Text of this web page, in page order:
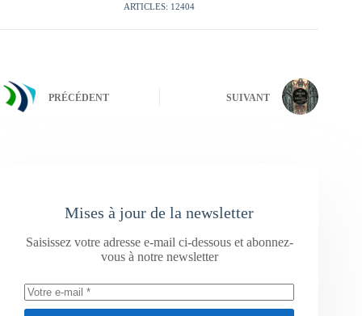
ARTICLES: 12404
PRÉCÉDENT SUIVANT
Mises à jour de la newsletter
Saisissez votre adresse e-mail ci-dessous et abonnez-
vous à notre newsletter